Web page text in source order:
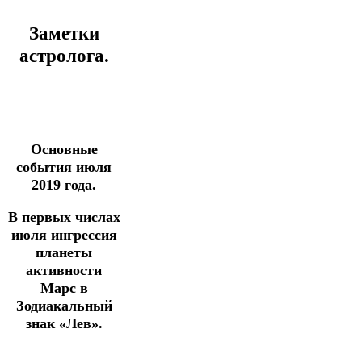
Заметки
астролога.
Основные
события июля
2019 года.
В первых числах
июля ингрессия
планеты
активности
Mарс в
Зодиакальный
знак «Лев».